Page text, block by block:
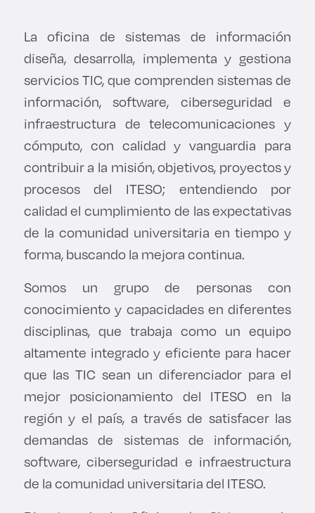
Sustentabilidad
La oficina de sistemas de información
diseña, desarrolla, implementa y gestiona
servicios TIC, que comprenden sistemas de
información, software, ciberseguridad e
infraestructura de telecomunicaciones y
cómputo, con calidad y vanguardia para
contribuir a la misión, objetivos, proyectos y
procesos del ITESO; entendiendo por
calidad el cumplimiento de las expectativas
de la comunidad universitaria en tiempo y
forma, buscando la mejora continua.
Somos un grupo de personas con
conocimiento y capacidades en diferentes
disciplinas, que trabaja como un equipo
altamente integrado y eficiente para hacer
que las TIC sean un diferenciador para el
mejor posicionamiento del ITESO en la
región y el país, a través de satisfacer las
demandas de sistemas de información,
software, ciberseguridad e infraestructura
de la comunidad universitaria del ITESO.